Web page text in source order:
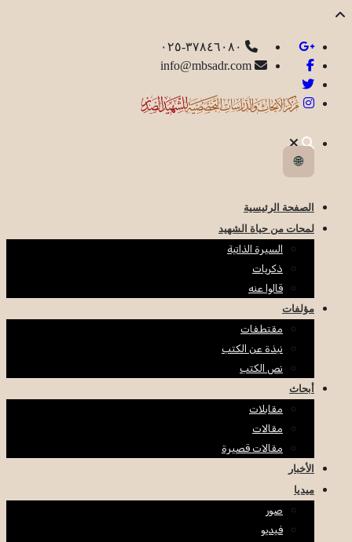
🌐
الصفحة الرئيسية
لمحات من حياة الشهيد
السيرة الذاتية
ذكريات
قالوا عنه
مؤلفات
مقتطفات
نبذة عن الكتب
نص الكتب
أبحاث
مقابلات
مقالات
مقالات قصيرة
الأخبار
ميديا
صور
فيديو